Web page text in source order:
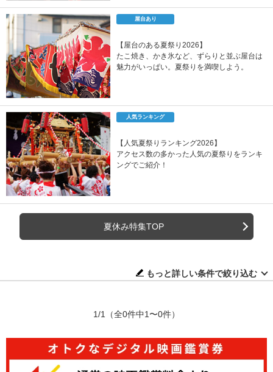
屋台あり
【屋台のある夏祭り2026】
たこ焼き、かき氷など、ずらりと並ぶ屋台は
魅力がいっぱい。夏祭りを満喫しよう。
人気ランキング
【人気夏祭りランキング2026】
アクセス数の多かった人気の夏祭りをランキ
ングでご紹介！
夏休み特集TOP
もっと詳しい条件で絞り込む
1/1 （全0件中1〜0件）